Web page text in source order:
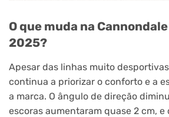
O que muda na
2025?
Apesar das linhas muito
continua a priorizar o conforto e a
a marca. O ângulo de direção
escoras aumentaram quase 2 cm,